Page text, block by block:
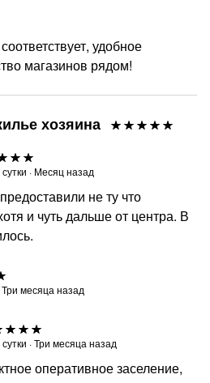
удобное
магазинов рядом!
хозяина
сутки · Месяц назад
не ту что
и чуть дальше от центра. В
Три месяца назад
сутки ·Три месяца назад
оперативное заселение,